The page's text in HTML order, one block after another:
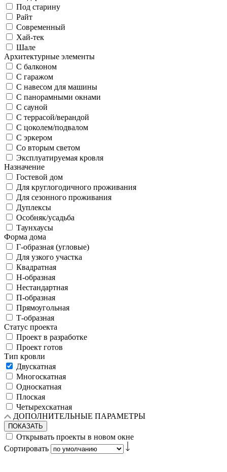
Под старину
Райт
Современный
Хай-тек
Шале
Архитектурные элементы
С балконом
С гаражом
С навесом для машины
С панорамными окнами
С сауной
С террасой/верандой
С цоколем/подвалом
С эркером
Со вторым светом
Эксплуатируемая кровля
Назначение
Гостевой дом
Для круглогодичного проживания
Для сезонного проживания
Дуплексы
Особняк/усадьба
Таунхаусы
Форма дома
Г-образная (угловые)
Для узкого участка
Квадратная
Н-образная
Нестандартная
П-образная
Прямоугольная
Т-образная
Статус проекта
Проект в разработке
Проект готов
Тип кровли
Двускатная
Многоскатная
Односкатная
Плоская
Четырехскатная
ДОПОЛНИТЕЛЬНЫЕ ПАРАМЕТРЫ
ПОКАЗАТЬ
Открывать проекты в новом окне
Сортировать